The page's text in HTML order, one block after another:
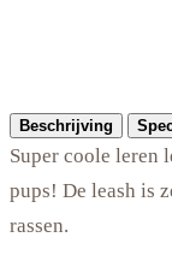
Beschrijving
Super coole leren
pups! De leash is
rassen.